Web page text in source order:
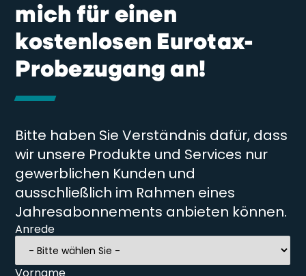
mich für einen
kostenlosen Eurotax-
Probezugang an!